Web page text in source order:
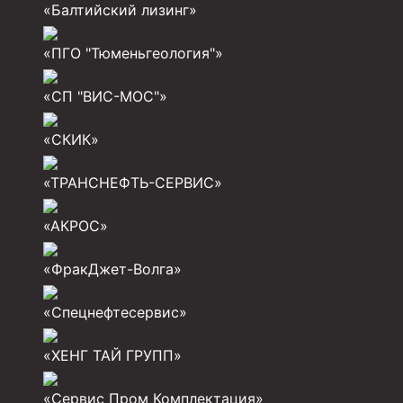
Системы верхнего привода (СВП)
Элеваторы трубные
Буровые установки
Циркуляционные системы и оборудование для
Технологическая оснастка обсадных колонн
Патрубки цементировочные ПЦ
«Балтийский лизинг»
«ПГО "Тюменьгеология"»
«СП "ВИС-МОС"»
«СКИК»
«ТРАНСНЕФТЬ-СЕРВИС»
«АКРОС»
«ФракДжет-Волга»
«Спецнефтесервис»
«ХЕНГ ТАЙ ГРУПП»
«Сервис Пром Комплектация»